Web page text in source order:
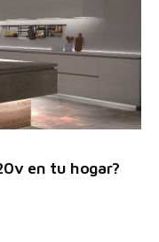
en tu hogar?